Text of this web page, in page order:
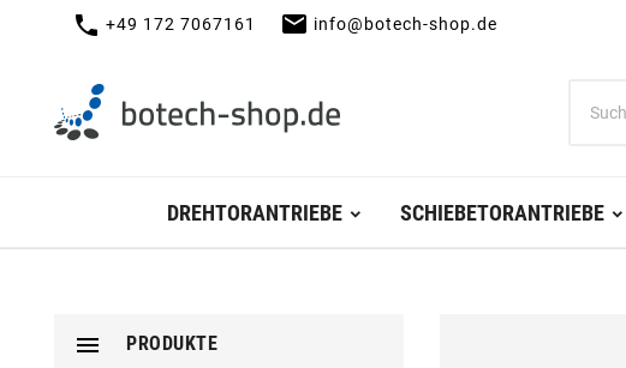
call +49 172 7067161 mail info@botech-shop.de
DREHTORANTRIEBE SCHIEBETORANTRIEBE
PRODUKTE
